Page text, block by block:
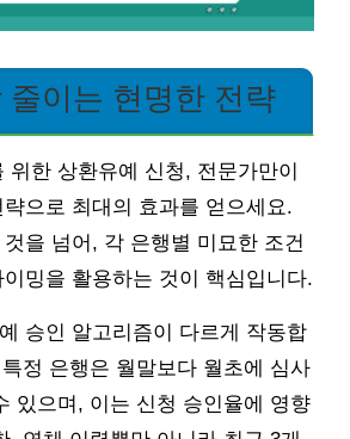
줄이는 현명한 전략
위한 상환유예 신청, 전문가만이
으로 최대의 효과를 얻으세요.
을 넘어, 각 은행별 미묘한 조건
밍을 활용하는 것이 핵심입니다.
승인 알고리즘이 다르게 작동합
정 은행은 월말보다 월초에 심사
있으며, 이는 신청 승인율에 영향